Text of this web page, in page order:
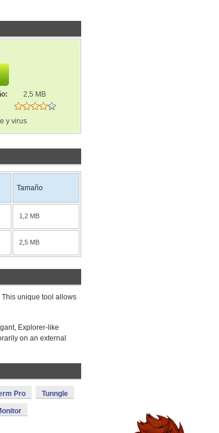
2,5 MB
y virus
Tamaño
1,2 MB
2,5 MB
This unique tool allows
Explorer-like
on an external
Pro Tunngle